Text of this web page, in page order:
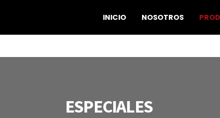
INICIO NOSOTROS
ESPECIALES